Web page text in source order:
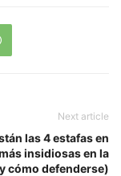
Next article
las 4 estafas en
insidiosas en la
cómo defenderse)